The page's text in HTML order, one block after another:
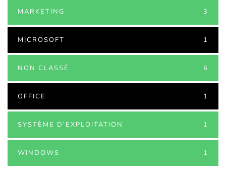
MARKETING 3
MICROSOFT 1
NON CLASSÉ 6
OFFICE 1
SYSTÈME D'EXPLOITATION 1
WINDOWS 1